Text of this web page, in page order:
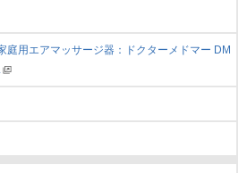
庭用エアマッサージ器：ドクターメドマー DM